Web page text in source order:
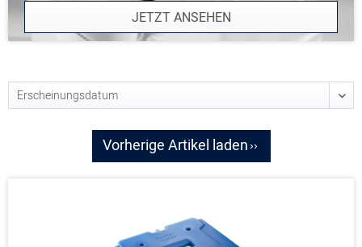
JETZT ANSEHEN
Vorherige Artikel laden